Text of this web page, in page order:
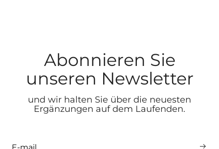
Abonnieren Sie
unseren Newsletter
und wir halten Sie über die neuesten
Ergänzungen auf dem Laufenden.